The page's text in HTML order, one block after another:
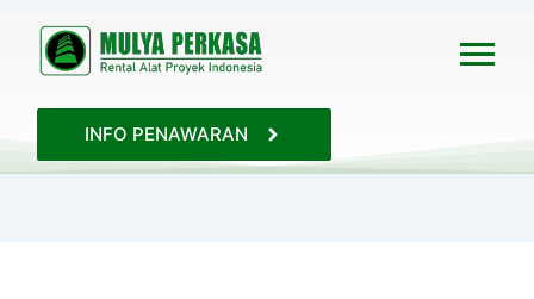
INFO PENAWARAN
Cari
untuk: